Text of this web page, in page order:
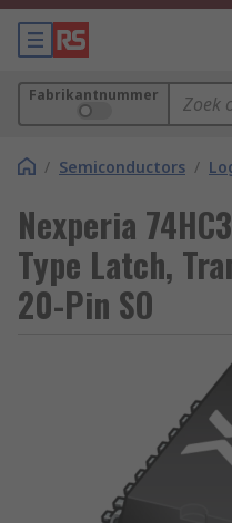
Fabrikantnummer
/ Semiconductors /
Nexperia
Type Latch,
20-Pin SO